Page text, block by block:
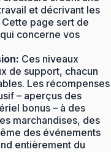
et décrivant les
page sert de
concerne vos
Ces niveaux
de support, chacun
Les récompenses
– aperçus des
bonus – à des
marchandises, des
des événements
entièrement du